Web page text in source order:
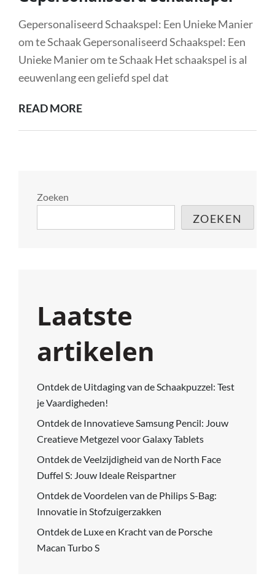
Gepersonaliseerd Schaakspel: Een Unieke Manier
om te Schaak Gepersonaliseerd Schaakspel: Een
Unieke Manier om te Schaak Het schaakspel is al
eeuwenlang een geliefd spel dat
READ MOREONTDEK
Zoeken
ZOEKEN
Laatste
artikelen
Ontdek de Uitdaging van de Schaakpuzzel: Test
je Vaardigheden!
Ontdek de Innovatieve Samsung Pencil: Jouw
Creatieve Metgezel voor Galaxy Tablets
Ontdek de Veelzijdigheid van de North Face
Duffel S: Jouw Ideale Reispartner
Ontdek de Voordelen van de Philips S-Bag:
Innovatie in Stofzuigerzakken
Ontdek de Luxe en Kracht van de Porsche
Macan Turbo S